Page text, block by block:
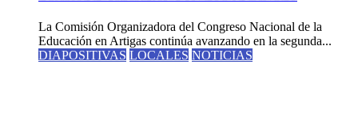
La Comisión Organizadora del Congreso Nacional de la
Educación en Artigas continúa avanzando en la segunda...
DIAPOSITIVAS LOCALES NOTICIAS